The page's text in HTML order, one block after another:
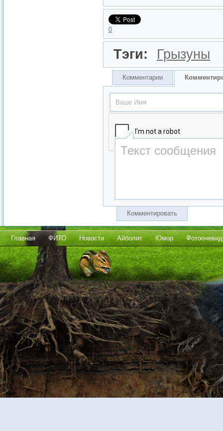
0
Тэги: Грызуны
Комментарии
Комментировать
Главная ФИТО Новости Айболит Юмор